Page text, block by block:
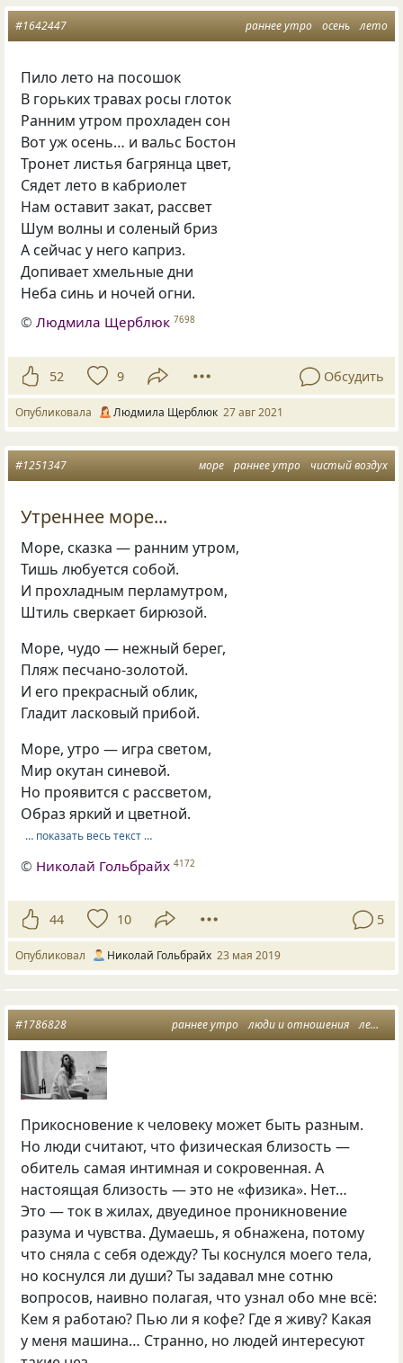
раннее утро осень лето
#1642447
Пило лето на посошок
В горьких травах росы глоток
Ранним утром прохладен сон
Вот уж осень… и вальс Бостон
Тронет листья багрянца цвет,
Сядет лето в кабриолет
Нам оставит закат, рассвет
Шум волны и соленый бриз
А сейчас у него каприз.
Допивает хмельные дни
Неба синь и ночей огни.
©Людмила Щерблюк 7698
52 9 Обсудить
Опубликовала Людмила Щерблюк 27 авг 2021
море раннее утро чистый воздух
#1251347
Утреннее море...
Море, сказка — ранним утром,
Тишь любуется собой.
И прохладным перламутром,
Штиль сверкает бирюзой.
Море, чудо — нежный берег,
Пляж песчано-золотой.
И его прекрасный облик,
Гладит ласковый прибой.
Море, утро — игра светом,
Мир окутан синевой.
Но проявится с рассветом,
Образ яркий и цветной.
… показать весь текст …
© Николай Гольбрайх 4172
44 10 5
Опубликовал Николай Гольбрайх 23 мая 2019
раннее утро люди и отношения летняя ночь
#1786828
Прикосновение к человеку может быть разным.
Но люди считают, что физическая близость —
обитель самая интимная и сокровенная. А
настоящая близость — это не «физика». Нет…
Это — ток в жилах, двуединое проникновение
разума и чувства. Думаешь, я обнажена, потому
что сняла с себя одежду? Ты коснулся моего тела,
но коснулся ли души? Ты задавал мне сотню
вопросов, наивно полагая, что узнал обо мне всё:
Кем я работаю? Пью ли я кофе? Где я живу? Какая
у меня машина… Странно, но людей интересуют